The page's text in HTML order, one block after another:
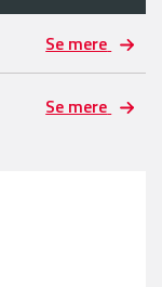
Se mere
Se mere